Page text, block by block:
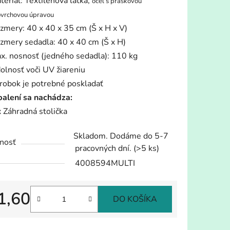
úpravou
40 x 40 x 35 cm (Š x H x V)
sedadla: 40 x 40 cm (Š x H)
nosnosť (jedného sedadla): 110 kg
voči UV žiareniu
je potrebné poskladať
sa nachádza:
Záhradná stolička
Skladom. Dodáme do 5-7
pracovných dní. (>5 ks)
4008594MULTI
cena:
DO KOŠÍKA